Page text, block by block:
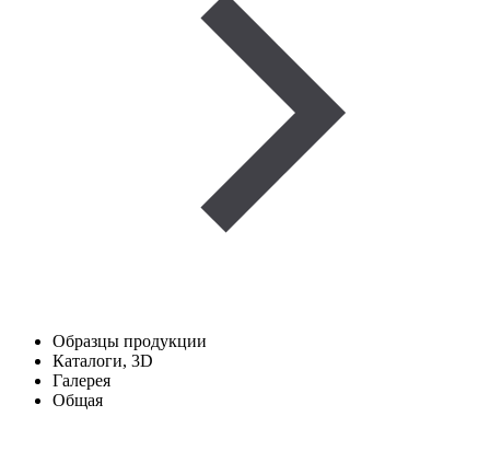
Образцы продукции
Каталоги, 3D
Галерея
Общая